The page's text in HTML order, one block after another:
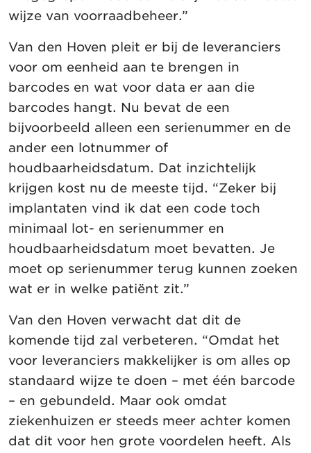
wijze van voorraadbeheer.”
Van den Hoven pleit er bij de leveranciers
voor om eenheid aan te brengen in
barcodes en wat voor data er aan die
barcodes hangt. Nu bevat de een
bijvoorbeeld alleen een serienummer en de
ander een lotnummer of
houdbaarheidsdatum. Dat inzichtelijk
krijgen kost nu de meeste tijd. “Zeker bij
implantaten vind ik dat een code toch
minimaal lot- en serienummer en
houdbaarheidsdatum moet bevatten. Je
moet op serienummer terug kunnen zoeken
wat er in welke patiënt zit.”
Van den Hoven verwacht dat dit de
komende tijd zal verbeteren. “Omdat het
voor leveranciers makkelijker is om alles op
standaard wijze te doen – met één barcode
– en gebundeld. Maar ook omdat
ziekenhuizen er steeds meer achter komen
dat dit voor hen grote voordelen heeft. Als